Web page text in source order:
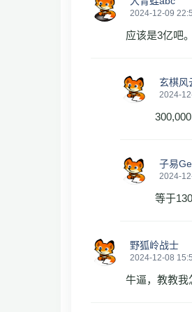
2024-12-09
应该是3亿吧
玄棋风
2024-
子易
2024-
等于
野狐岭战士
2024-12-08
牛逼，教教我